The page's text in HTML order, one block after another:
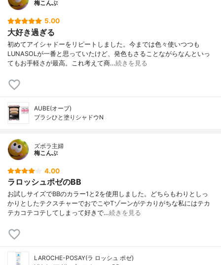
梅こんぶ
5.00
大好き過ぎる
初めてアイシャドーをリピートしました。今までは色々使いつつも
LUNASOLが一番と思っていたけど、発色もさることながらなんといっ
てもお手軽さが最高。これ考えて商…続きを見る
AUBE(オーブ)
ブラシひと塗りシャドウN
ズボラ主婦
梅こんぶ
4.00
ラロッシュポゼのBB
お試しサイズでBBのカラー1と2を使用しました。どちらもわりとしっ
かりとしたテクスチャーでおでこやTゾーンがテカりがちな私にはテカ
テカコテコテしてしまって好きで…続きを見る
LAROCHE-POSAY(ラ ロッシュ ポゼ)